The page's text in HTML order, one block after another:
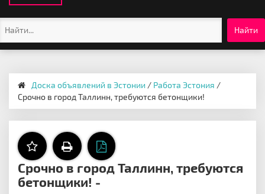
navigation
Найти
Доска объявлений в Эстонии / Работа Эстония /
Срочно в город Таллинн, требуются бетонщики!
Срочно в город Таллинн, требуются
бетонщики! -